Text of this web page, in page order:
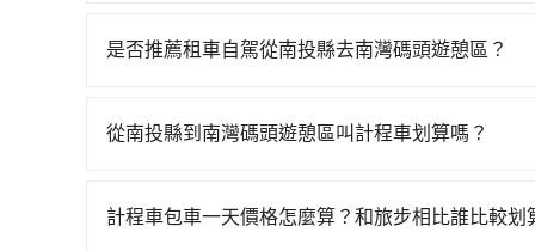
23:07，台中-台南一天最多有74班次高鐵可搭乘
計程車，搭上小黃後約花50分鐘、車費900元後
攔到一輛小黃了，南投縣少部分小黃司機不按表
是否推薦租車自駕從南投縣去南灣碼頭遊憩區？
天就要來回，那在南投路邊可隨租隨借的iRent應
時40元路邊停車費用預估進去，但額外的汽車保
從南投縣到南灣碼頭遊憩區叫計程車划算嗎？
話至附近的計程車隊，如干城衛星車隊、清境計
計程車包車一天價格怎麼算？和旅步相比誰比較划